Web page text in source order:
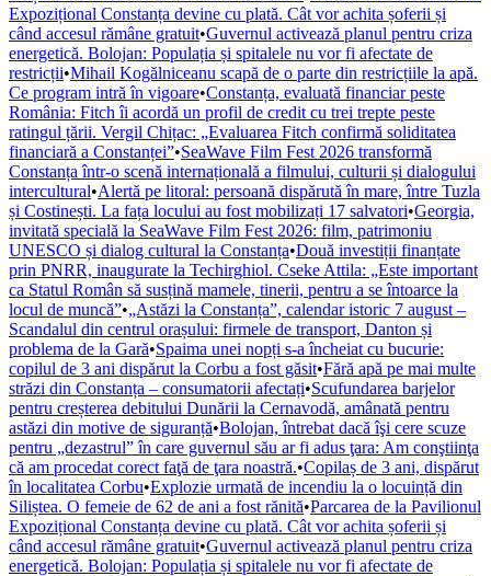
Expozițional Constanța devine cu plată. Cât vor achita șoferii și
când accesul rămâne gratuit•Guvernul activează planul pentru criza
energetică. Bolojan: Populația și spitalele nu vor fi afectate de
restricții•Mihail Kogălniceanu scapă de o parte din restricțiile la apă.
Ce program intră în vigoare•Constanța, evaluată financiar peste
România: Fitch îi acordă un profil de credit cu trei trepte peste
ratingul țării. Vergil Chițac: „Evaluarea Fitch confirmă soliditatea
financiară a Constanței”•SeaWave Film Fest 2026 transformă
Constanța într-o scenă internațională a filmului, culturii și dialogului
intercultural•Alertă pe litoral: persoană dispărută în mare, între Tuzla
și Costinești. La fața locului au fost mobilizați 17 salvatori•Georgia,
invitată specială la SeaWave Film Fest 2026: film, patrimoniu
UNESCO și dialog cultural la Constanța•Două investiții finanțate
prin PNRR, inaugurate la Techirghiol. Cseke Attila: „Este important
ca Statul Român să susțină mamele, tinerii, pentru a se întoarce la
locul de muncă”•„Astăzi la Constanța”, calendar istoric 7 august –
Scandalul din centrul orașului: firmele de transport, Danton și
problema de la Gară•Spaima unei nopți s-a încheiat cu bucurie:
copilul de 3 ani dispărut la Corbu a fost găsit•Fără apă pe mai multe
străzi din Constanța – consumatorii afectați•Scufundarea barjelor
pentru creșterea debitului Dunării la Cernavodă, amânată pentru
astăzi din motive de siguranță•Bolojan, întrebat dacă îşi cere scuze
pentru „dezastrul” în care guvernul său ar fi adus ţara: Am conştiinţa
că am procedat corect faţă de ţara noastră.•Copilaș de 3 ani, dispărut
în localitatea Corbu•Explozie urmată de incendiu la o locuință din
Siliștea. O femeie de 62 de ani a fost rănită•Parcarea de la Pavilionul
Expozițional Constanța devine cu plată. Cât vor achita șoferii și
când accesul rămâne gratuit•Guvernul activează planul pentru criza
energetică. Bolojan: Populația și spitalele nu vor fi afectate de